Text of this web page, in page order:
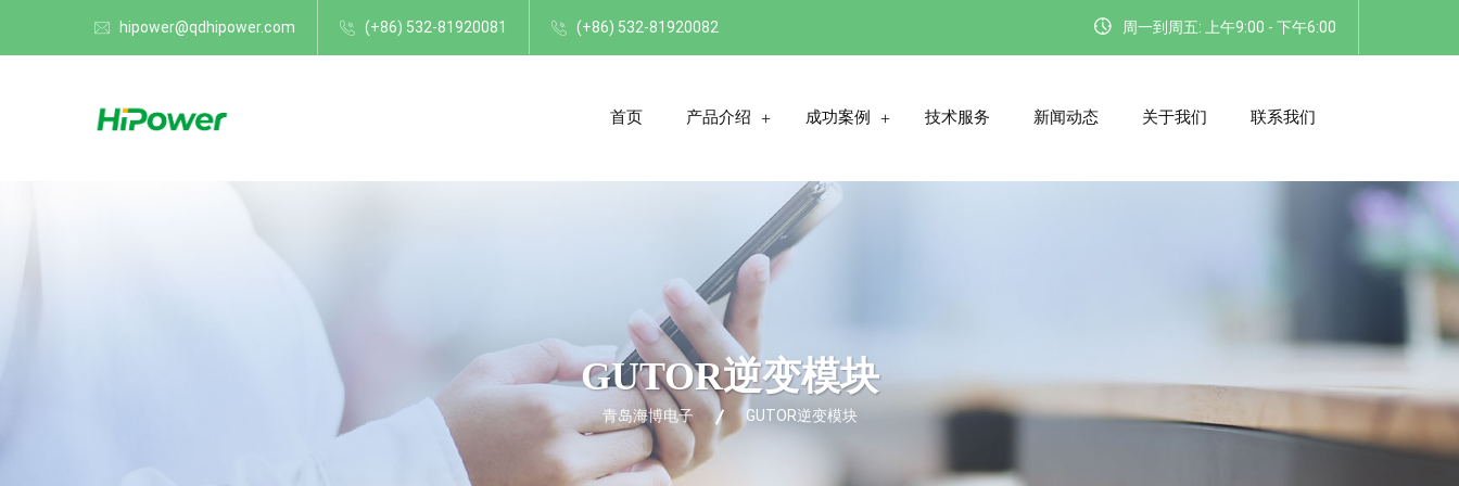
hipower@qdhipower.com (+86) 532-81920081 (+86) 532-81920082 周一到周五: 上午9:00 - 下午6:00
首页 产品介绍 成功案例 技术服务 新闻动态 关于我们 联系我们
GUTOR逆变模块
青岛海博电子 GUTOR逆变模块